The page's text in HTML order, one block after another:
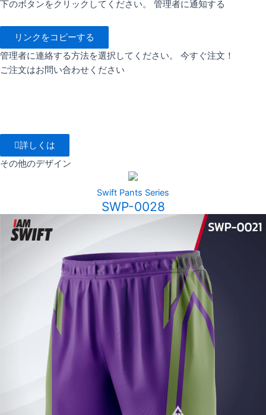
下のボタンをクリックしてください。 管理者に通知する
リンクをコピーする
管理者に連絡する方法を選択してください。 今すぐ注文！
ご注文はお問い合わせください
詳しくは
その他のデザイン
Swift Pants Series
SWP-0028